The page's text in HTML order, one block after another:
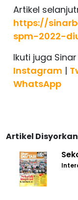
Artikel
https://
spm-2022-
Ikuti juga
Instagram |
WhatsApp
Artikel Disyorkan